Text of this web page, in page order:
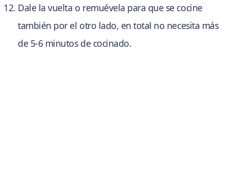
Dale la vuelta o remuévela para que se cocine
también por el otro lado, en total no necesita más
de 5-6 minutos de cocinado.